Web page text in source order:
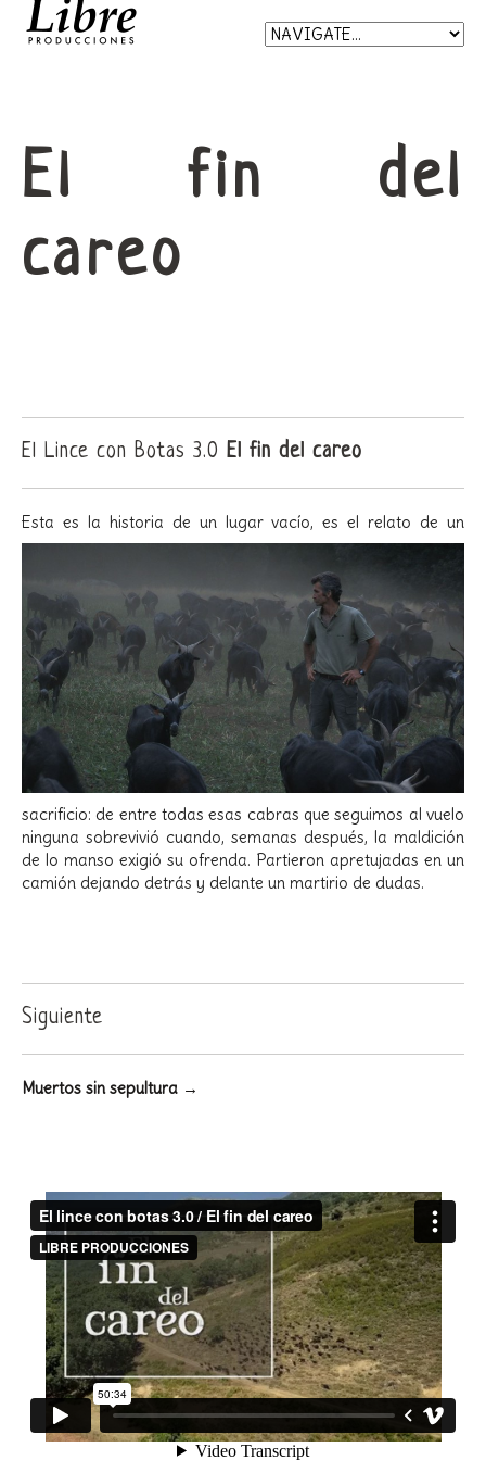
El fin del
careo
El Lince con Botas 3.0 El fin del careo
Esta es la historia de un lugar vacío, es el relato de un
sacrificio: de entre todas esas cabras que seguimos al vuelo
ninguna sobrevivió cuando, semanas después, la maldición
de lo manso exigió su ofrenda. Partieron apretujadas en un
camión dejando detrás y delante un martirio de dudas.
Siguiente
Muertos sin sepultura →